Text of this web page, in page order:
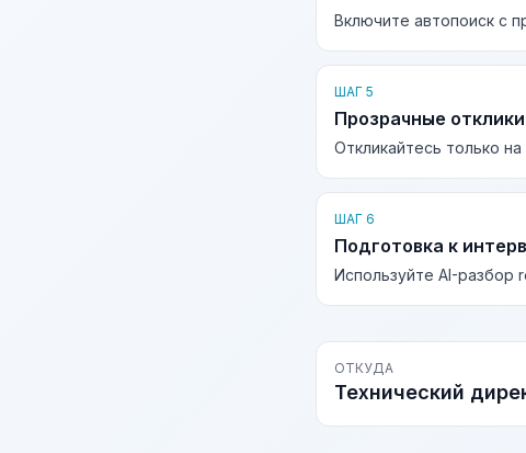
Включите автопоиск с
ШАГ 5
Прозрачные отклики
Откликайтесь только
ШАГ 6
Подготовка к
Используйте AI-разбор
ОТКУДА
Технический